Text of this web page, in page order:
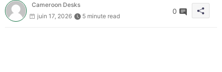
Cameroon Desks
juin 17, 2026
5 minute read
0